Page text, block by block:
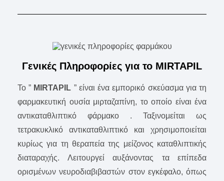
Γενικές Πληροφορίες για το MIRTAPIL
Το ” MIRTAPIL ” είναι ένα εμπορικό σκεύασμα για τη
φαρμακευτική ουσία μιρταζαπίνη, το οποίο είναι ένα
αντικαταθλιπτικό φάρμακο . Ταξινομείται ως
τετρακυκλικό αντικαταθλιπτικό και χρησιμοποιείται
κυρίως για τη θεραπεία της μείζονος καταθλιπτικής
διαταραχής. Λειτουργεί αυξάνοντας τα επίπεδα
ορισμένων νευροδιαβιβαστών στον εγκέφαλο, όπως